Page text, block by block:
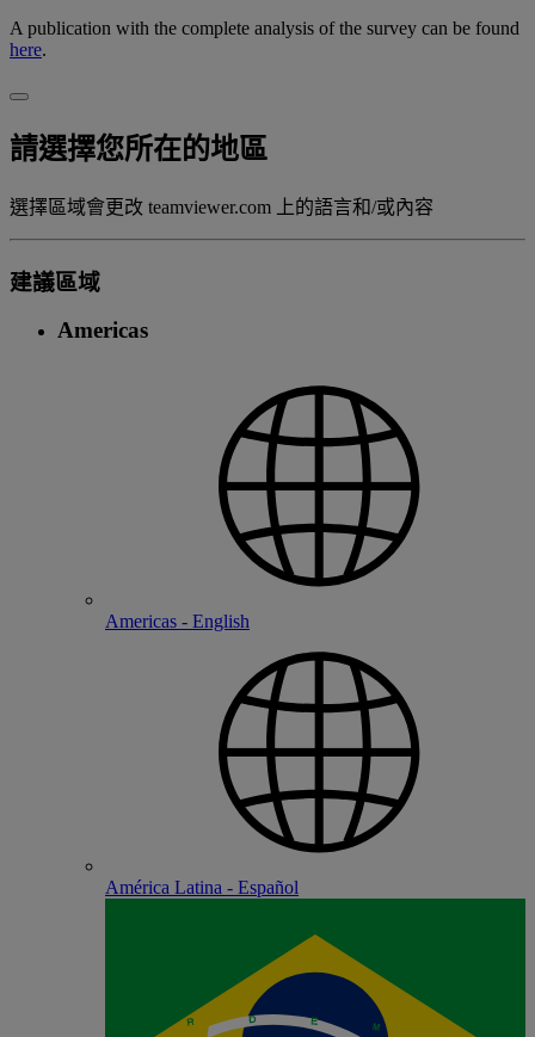
A publication with the complete analysis of the survey can be found
here.
請選擇您所在的地區
選擇區域會更改 teamviewer.com 上的語言和/或內容
建議區域
Americas
Americas - English
América Latina - Español